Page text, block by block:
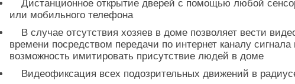
Дистанционное открытие дверей с помощью любой
или мобильного телефона
В случае отсутствия хозяев в доме позволяет вести
времени посредством передачи по интернет каналу
возможность имитировать присутствие людей в доме
Видеофиксация всех подозрительных движений в